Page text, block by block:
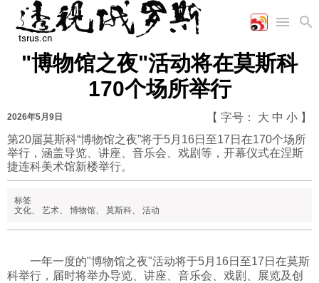
首页
国际
时政
军事
陆军
军事合作
工业
能源
农业
美食
娱乐
漫画
视频
图表
"博物馆之夜"活动将在莫斯科
170个场所举行
2026年5月9日 【 字号： 大 中 小 】
第20届莫斯科“博物馆之夜”将于5月16日至17日在170个场所
举行，涵盖导览、讲座、音乐会、戏剧等，开幕仪式在涅斯
捷连科美术馆新楼举行。
标签
文化、 艺术、 博物馆、 莫斯科、 活动
一年一度的"博物馆之夜"活动将于5月16日至17日在莫斯
科举行，届时将举办导览、讲座、音乐会、戏剧、展览及创